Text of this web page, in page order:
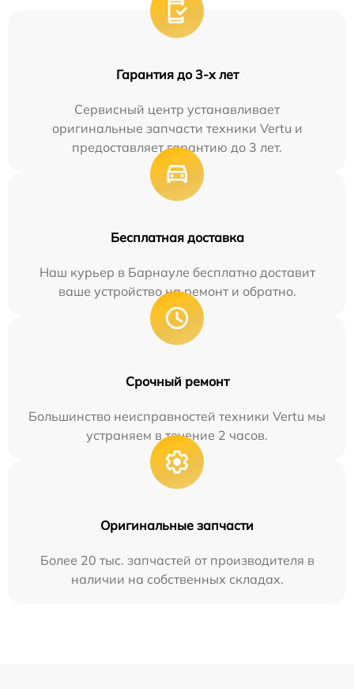
Гарантия до 3-х лет
Сервисный центр устанавливает
оригинальные запчасти техники Vertu и
предоставляет гарантию до 3 лет.
Бесплатная доставка
Наш курьер в Барнауле бесплатно доставит
ваше устройство на ремонт и обратно.
Срочный ремонт
Большинство неисправностей техники Vertu мы
устраняем в течение 2 часов.
Оригинальные запчасти
Более 20 тыс. запчастей от производителя в
наличии на собственных складах.